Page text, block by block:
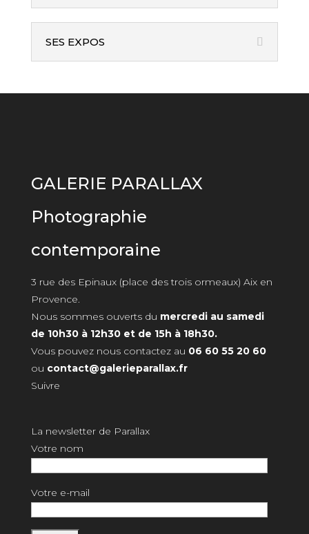
SES EXPOS
GALERIE PARALLAX
Photographie
contemporaine
3 rue des Epinaux (place des trois ormeaux) Aix en
Provence.
Nous sommes ouverts du mercredi au samedi
de 10h30 à 12h30 et de 15h à 18h30.
Vous pouvez nous contactez au 06 60 55 20 60
ou contact@galerieparallax.fr
Suivre
La newsletter de Parallax
Votre nom
Votre e-mail